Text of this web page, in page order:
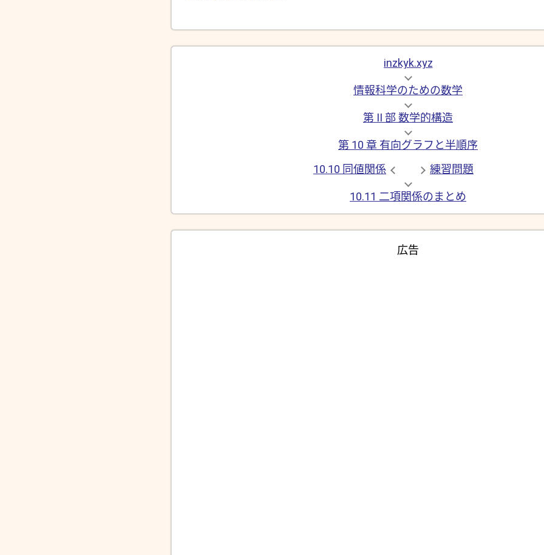
inzkyk.xyz
情報科学のための数学
第 II 部 数学的構造
第 10 章 有向グラフと半順序
10.10 同値関係
練習問題
10.11 二項関係のまとめ
広告